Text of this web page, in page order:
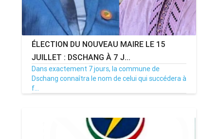
ÉLECTION DU NOUVEAU MAIRE LE 15
JUILLET : DSCHANG À 7 J...
Dans exactement 7 jours, la commune de
Dschang connaîtra le nom de celui qui succédera à
f...